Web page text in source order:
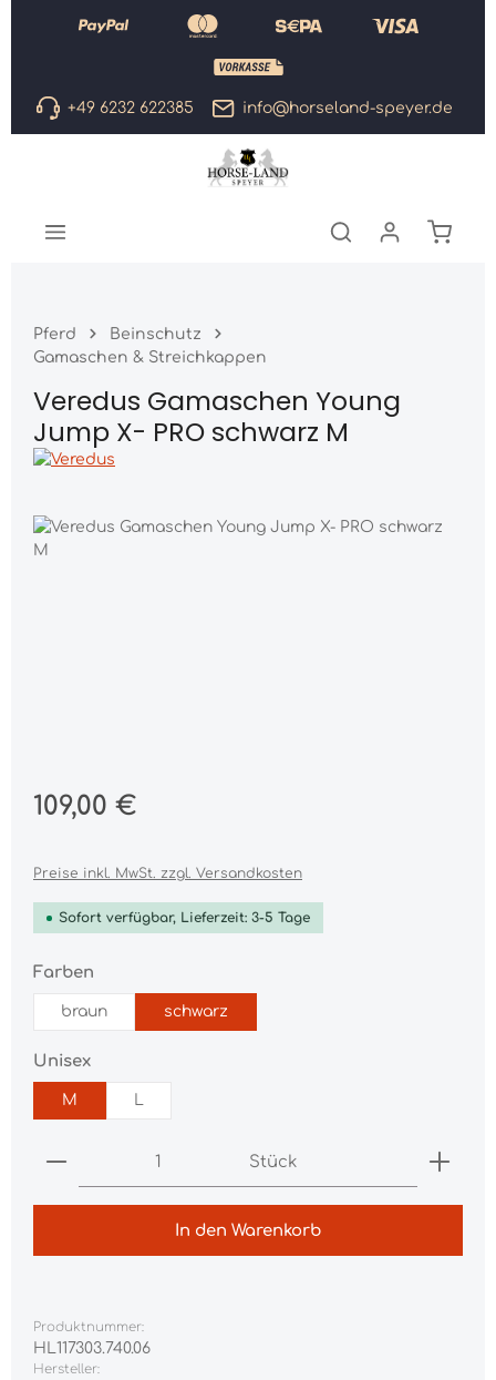
Zum Hauptinhalt springen
+49 6232 622385 info@horseland-speyer.de
Pferd
Beinschutz
Gamaschen & Streichkappen
Veredus Gamaschen Young
Jump X- PRO schwarz M
Bildergalerie überspringen
Regulärer Preis:
109,00 €
Preise inkl. MwSt. zzgl. Versandkosten
Sofort verfügbar, Lieferzeit: 3-5 Tage
Farben
braun schwarz
Unisexauswählen
M L
Produkt Anzahl: Gib den gewünschten
Stück
In den Warenkorb
Produktnummer:
HL117303.740.06
Hersteller: